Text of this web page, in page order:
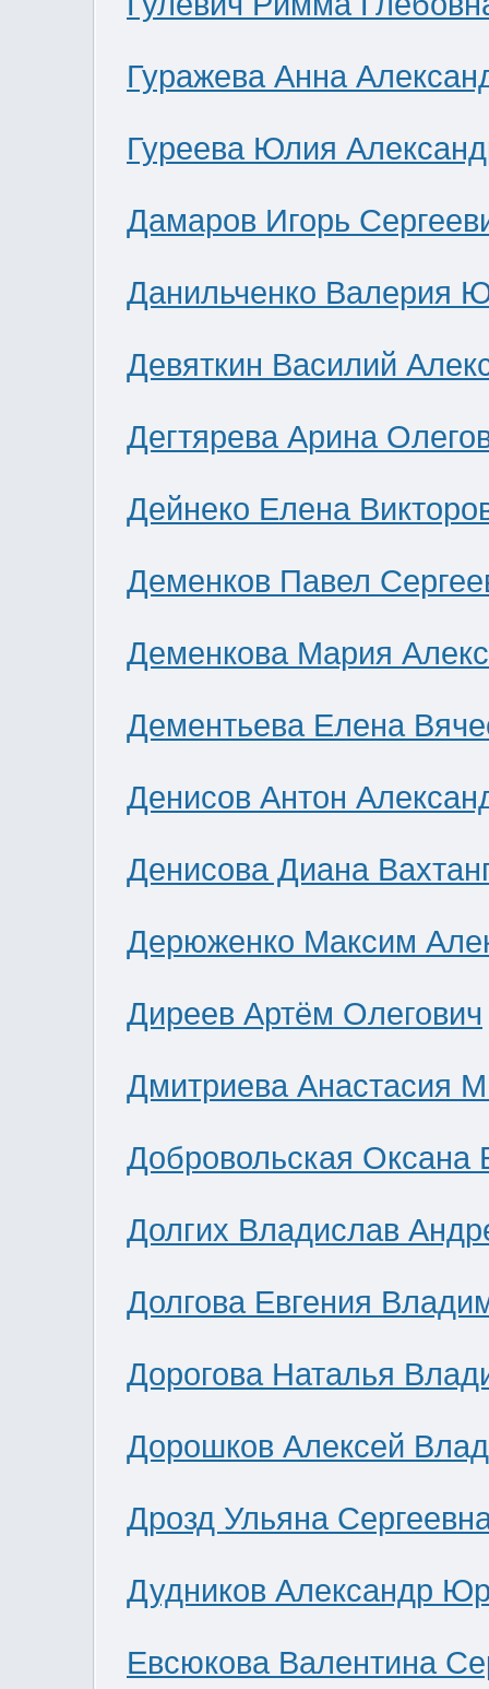
Гуражева Анна
Гуреева Юлия
Дамаров Игорь
Данильченко Валерия
Девяткин Василий
Дегтярева Арина
Дейнеко Елена
Деменков Павел
Деменкова Мария
Дементьева Елена
Денисов Антон
Денисова Диана
Дерюженко Максим
Диреев Артём Олегович
Дмитриева Анастасия
Добровольская Оксана
Долгих Владислав
Долгова Евгения
Дорогова Наталья
Дорошков Алексей
Дрозд Ульяна
Дудников Александр
Евсюкова Валентина